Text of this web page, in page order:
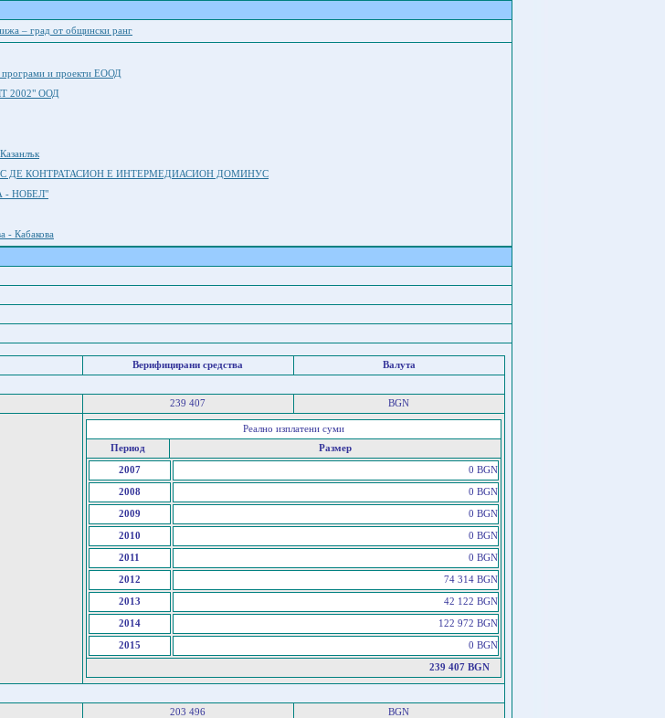
– град от общински ранг
програми и проекти ЕООД
2002" ООД
ДЕ КОНТРАТАСИОН Е ИНТЕРМЕДИАСИОН ДОМИНУС
- НОБЕЛ"
- Кабакова
Верифицирани средства Валута
239 407 BGN
Реално изплатени суми
Период
Размер
2007 0 BGN
2008 0 BGN
2009 0 BGN
2010 0 BGN
2011 0 BGN
2012 74 314 BGN
2013 42 122 BGN
2014 122 972 BGN
2015 0 BGN
239 407 BGN
203 496 BGN